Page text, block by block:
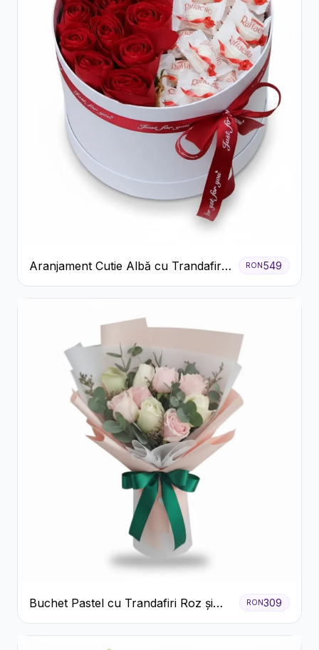
Aranjament Cutie Albă cu Trandafiri
Roșii și Raffaello
RON 549
Buchet Pastel cu Trandafiri Roz și
Albi
RON309